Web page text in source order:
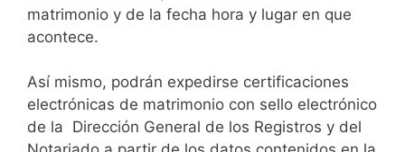
matrimonio y de la fecha hora y lugar en que
acontece.
Así mismo, podrán expedirse certificaciones
electrónicas de matrimonio con sello electrónico
de la Dirección General de los Registros y del